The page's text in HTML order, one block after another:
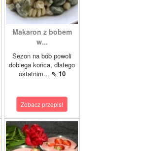
Makaron z bobem
w...
Sezon na bób powoli
dobiega końca, dlatego
ostatnim... ⇖ 10
Zobacz przepis!